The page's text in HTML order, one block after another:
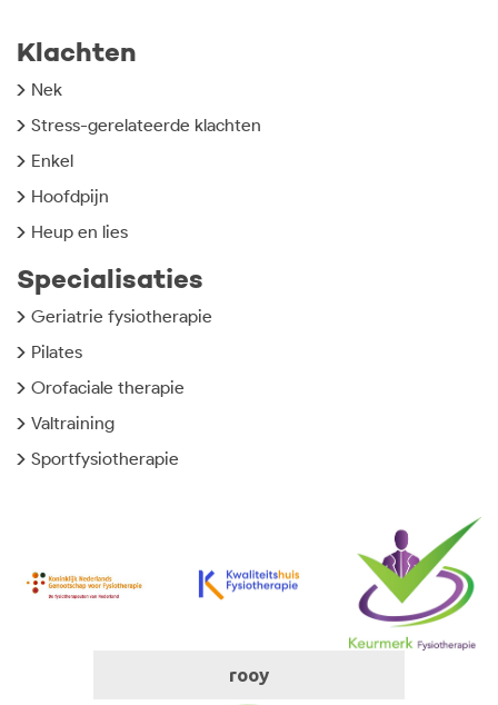
Klachten
Nek
Stress-gerelateerde klachten
Enkel
Hoofdpijn
Heup en lies
Specialisaties
Geriatrie fysiotherapie
Pilates
Orofaciale therapie
Valtraining
Sportfysiotherapie